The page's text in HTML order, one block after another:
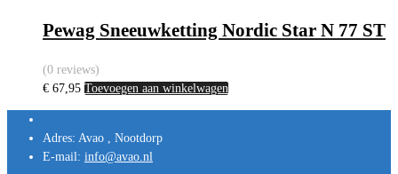
Pewag Sneeuwketting Nordic Star N 77 ST
(0 reviews)
€ 67,95 Toevoegen aan winkelwagen
Adres: Avao , Nootdorp
E-mail: info@avao.nl